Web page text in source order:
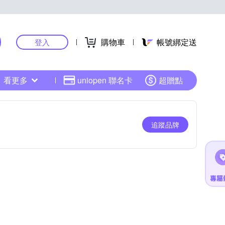
登入 購物車 帳號綁定送
看更多 uniopen 聯名卡 超贈點
追蹤品牌